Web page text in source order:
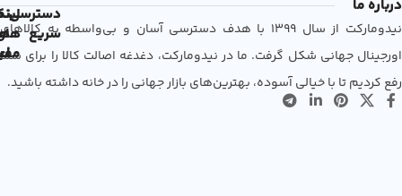
درباره ما
نیدومارکت از سال 1399 با هدف دسترسی آسان و بی‌واسطه به کالاهای
اورجینال جهانی شکل گرفت. ما در نیدومارکت، دغدغه اصالت کالا را برای شما
رفع کردیم تا با خیالی آسوده، بهترین‌های بازار جهانی را در خانه داشته باشید.
دسترسی
سریع